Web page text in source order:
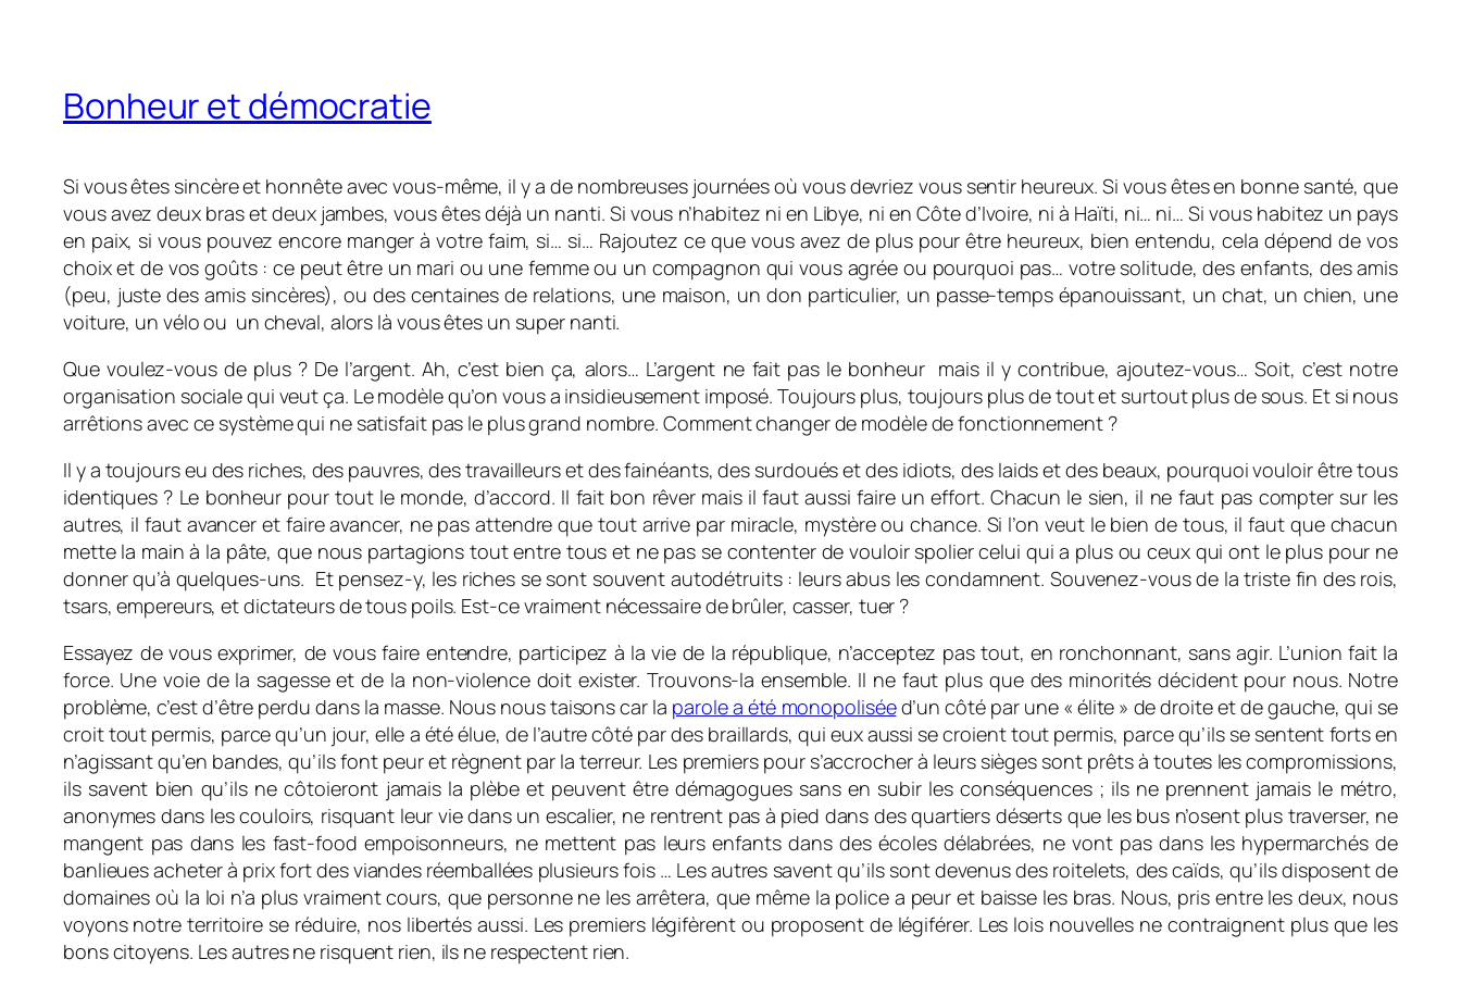
Bonheur et démocratie
Si vous êtes sincère et honnête avec vous-même, il y a de nombreuses journées où vous devriez vous sentir heureux. Si vous êtes en bonne santé, que
vous avez deux bras et deux jambes, vous êtes déjà un nanti. Si vous n’habitez ni en Libye, ni en Côte d’Ivoire, ni à Haïti, ni… ni… Si vous habitez un pays
en paix, si vous pouvez encore manger à votre faim, si… si… Rajoutez ce que vous avez de plus pour être heureux, bien entendu, cela dépend de vos
choix et de vos goûts : ce peut être un mari ou une femme ou un compagnon qui vous agrée ou pourquoi pas… votre solitude, des enfants, des amis
(peu, juste des amis sincères), ou des centaines de relations, une maison, un don particulier, un passe-temps épanouissant, un chat, un chien, une
voiture, un vélo ou un cheval, alors là vous êtes un super nanti.
Que voulez-vous de plus ? De l’argent. Ah, c’est bien ça, alors… L’argent ne fait pas le bonheur mais il y contribue, ajoutez-vous… Soit, c’est notre
organisation sociale qui veut ça. Le modèle qu’on vous a insidieusement imposé. Toujours plus, toujours plus de tout et surtout plus de sous. Et si nous
arrêtions avec ce système qui ne satisfait pas le plus grand nombre. Comment changer de modèle de fonctionnement ?
Il y a toujours eu des riches, des pauvres, des travailleurs et des fainéants, des surdoués et des idiots, des laids et des beaux, pourquoi vouloir être tous
identiques ? Le bonheur pour tout le monde, d’accord. Il fait bon rêver mais il faut aussi faire un effort. Chacun le sien, il ne faut pas compter sur les
autres, il faut avancer et faire avancer, ne pas attendre que tout arrive par miracle, mystère ou chance. Si l’on veut le bien de tous, il faut que chacun
mette la main à la pâte, que nous partagions tout entre tous et ne pas se contenter de vouloir spolier celui qui a plus ou ceux qui ont le plus pour ne
donner qu’à quelques-uns. Et pensez-y, les riches se sont souvent autodétruits : leurs abus les condamnent. Souvenez-vous de la triste fin des rois,
tsars, empereurs, et dictateurs de tous poils. Est-ce vraiment nécessaire de brûler, casser, tuer ?
Essayez de vous exprimer, de vous faire entendre, participez à la vie de la république, n’acceptez pas tout, en ronchonnant, sans agir. L’union fait la
force. Une voie de la sagesse et de la non-violence doit exister. Trouvons-la ensemble. Il ne faut plus que des minorités décident pour nous. Notre
problème, c’est d’être perdu dans la masse. Nous nous taisons car la parole a été monopoliséed’un côté par une « élite » de droite et de gauche, qui se
croit tout permis, parce qu’un jour, elle a été élue, de l’autre côté par des braillards, qui eux aussi se croient tout permis, parce qu’ils se sentent forts en
n’agissant qu’en bandes, qu’ils font peur et règnent par la terreur. Les premiers pour s’accrocher à leurs sièges sont prêts à toutes les compromissions,
ils savent bien qu’ils ne côtoieront jamais la plèbe et peuvent être démagogues sans en subir les conséquences ; ils ne prennent jamais le métro,
anonymes dans les couloirs, risquant leur vie dans un escalier, ne rentrent pas à pied dans des quartiers déserts que les bus n’osent plus traverser, ne
mangent pas dans les fast-food empoisonneurs, ne mettent pas leurs enfants dans des écoles délabrées, ne vont pas dans les hypermarchés de
banlieues acheter à prix fort des viandes réemballées plusieurs fois … Les autres savent qu’ils sont devenus des roitelets, des caïds, qu’ils disposent de
domaines où la loi n’a plus vraiment cours, que personne ne les arrêtera, que même la police a peur et baisse les bras. Nous, pris entre les deux, nous
voyons notre territoire se réduire, nos libertés aussi. Les premiers légifèrent ou proposent de légiférer. Les lois nouvelles ne contraignent plus que les
bons citoyens. Les autres ne risquent rien, ils ne respectent rien.